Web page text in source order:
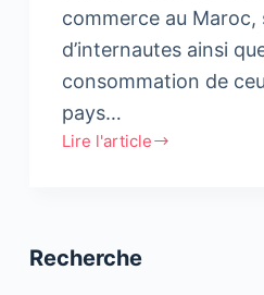
commerce au Maroc,
d’internautes ainsi
consommation de
pays…
Lire l'article
Infographies
sur
Recherche